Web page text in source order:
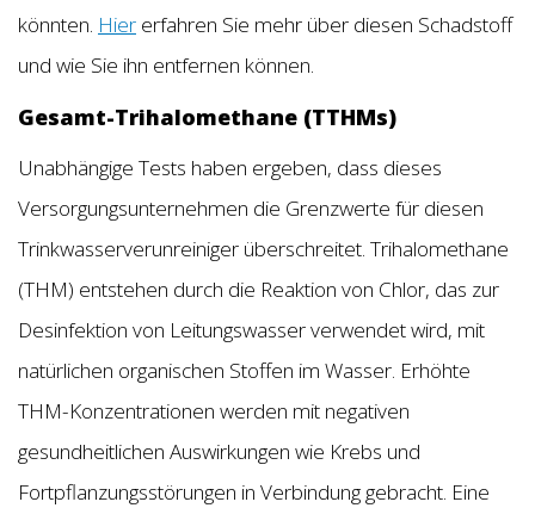
könnten. Hier erfahren Sie mehr über diesen Schadstoff
und wie Sie ihn entfernen können.
Gesamt-Trihalomethane (TTHMs)
Unabhängige Tests haben ergeben, dass dieses
Versorgungsunternehmen die Grenzwerte für diesen
Trinkwasserverunreiniger überschreitet. Trihalomethane
(THM) entstehen durch die Reaktion von Chlor, das zur
Desinfektion von Leitungswasser verwendet wird, mit
natürlichen organischen Stoffen im Wasser. Erhöhte
THM-Konzentrationen werden mit negativen
gesundheitlichen Auswirkungen wie Krebs und
Fortpflanzungsstörungen in Verbindung gebracht. Eine